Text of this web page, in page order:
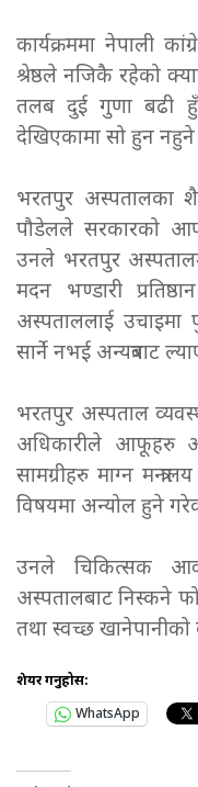
कार्यक्रममा नेपाली
श्रेष्ठले नजिकै रहेको
तलब दुई गुणा बढी
देखिएकामा सो हुन नहुने
भरतपुर अस्पतालका
पौडेलले सरकारको
उनले भरतपुर
मदन भण्डारी
अस्पताललाई उचाइमा
सार्ने नभई अन्यत्रबाट
भरतपुर अस्पताल
अधिकारीले आफूहरु
सामग्रीहरु माग्न
विषयमा अन्योल हुने
उनले चिकित्सक
अस्पतालबाट निस्कने
तथा स्वच्छ
शेयर गर्नुहोस:
WhatsApp